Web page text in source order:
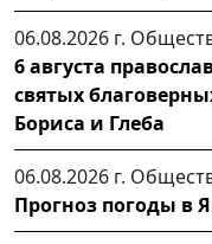
06.08.2026 г.
6 августа
святых
Бориса и Глеба
06.08.2026 г.
Прогноз погоды в